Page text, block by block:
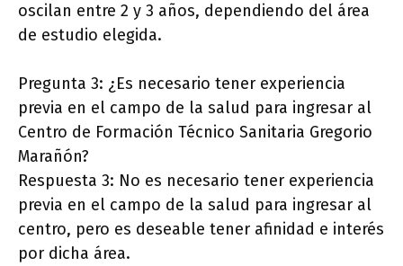
oscilan entre 2 y 3 años, dependiendo del área
de estudio elegida.
Pregunta 3: ¿Es necesario tener experiencia
previa en el campo de la salud para ingresar al
Centro de Formación Técnico Sanitaria Gregorio
Marañón?
Respuesta 3: No es necesario tener experiencia
previa en el campo de la salud para ingresar al
centro, pero es deseable tener afinidad e interés
por dicha área.